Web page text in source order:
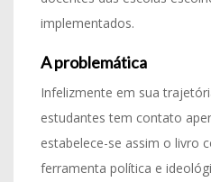
implementados.
A problemática
Infelizmente em sua
estudantes tem contato
estabelece-se assim o livro
ferramenta política e